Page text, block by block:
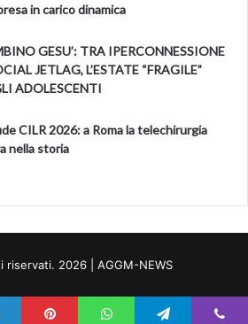
in carico dinamica
GESU’: TRA IPERCONNESSIONE
JETLAG, L’ESTATE “FRAGILE”
ADOLESCENTI
CILR 2026: a Roma la telechirurgia
nella storia
2026 | AGGM-NEWS